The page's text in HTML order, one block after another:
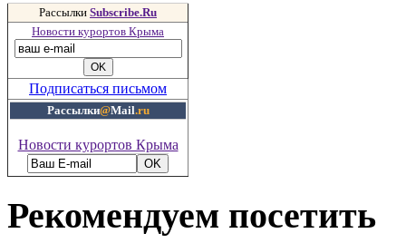
Рассылки Subscribe.Ru
Новости курортов Крыма
Подписаться письмом
Рассылки@Mail.ru
Новости курортов Крыма
Рекомендуем посетить